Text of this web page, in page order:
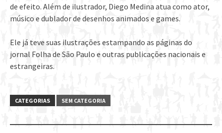
de efeito. Além de ilustrador, Diego Medina atua como ator,
músico e dublador de desenhos animados e games.
Ele já teve suas ilustrações estampando as páginas do
jornal Folha de São Paulo e outras publicações nacionais e
estrangeiras.
CATEGORIAS SEM CATEGORIA